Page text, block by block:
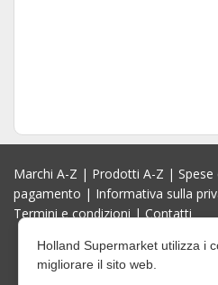
Marchi A-Z | Prodotti A-Z | Spese
pagamento | Informativa sulla
Termini e condizioni|Contatti
Holland Supermarket utilizza i
migliorare il sito web.